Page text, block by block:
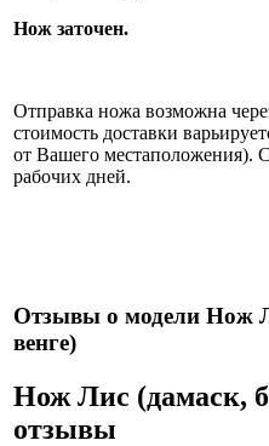
Нож заточен.
Отправка ножа возможна
стоимость доставки
от Вашего местаположения).
рабочих дней.
Отзывы о модели Нож
венге)
Нож Лис (дамаск,
отзывы